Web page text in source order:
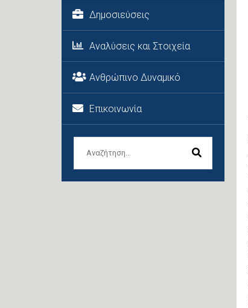
Δημοσιεύσεις
Αναλύσεις και Στοιχεία
Ανθρώπινο Δυναμικό
Επικοινωνία